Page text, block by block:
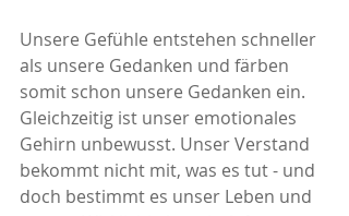
Unsere Gefühle entstehen schneller
als unsere Gedanken und färben
somit schon unsere Gedanken ein.
Gleichzeitig ist unser emotionales
Gehirn unbewusst. Unser Verstand
bekommt nicht mit, was es tut - und
doch bestimmt es unser Leben und